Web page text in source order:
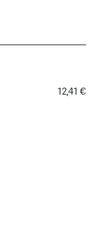
12,41 €